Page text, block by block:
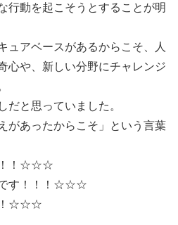
行動を起こそうとすることが明
ュアベースがあるからこそ、人
心や、新しい分野にチャレンジ
だと思っていました。
があったからこそ」という言葉
！！☆☆☆
です！！！☆☆☆
！☆☆☆